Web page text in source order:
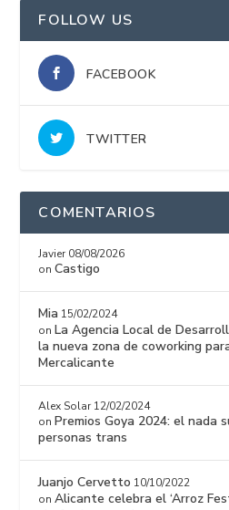
FOLLOW US
FACEBOOK
TWITTER
COMENTARIOS
Javier 08/08/2026
onCastigo
Mia 15/02/2024
on La Agencia Local de
la nueva zona de coworking
Mercalicante
Alex Solar 12/02/2024
on Premios Goya 2024: el nada
personas trans
Juanjo Cervetto 10/10/2022
onAlicante celebra el ‘Arroz